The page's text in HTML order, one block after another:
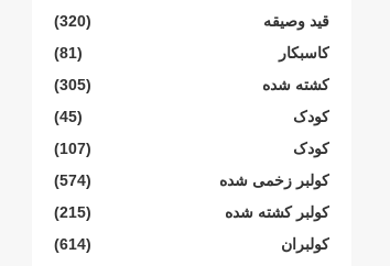
قید وصیقه
(320)
کاسبکار
(81)
کشته شده
(305)
کودک
(45)
کودک
(107)
کولبر زخمی شدە
(574)
کولبر کشتە شدە
(215)
کولبران
(614)